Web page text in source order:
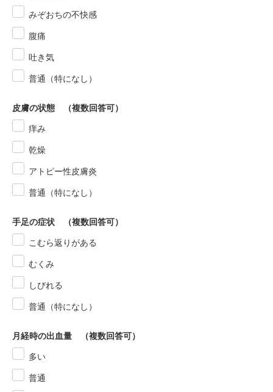
みぞおちの不快感
腹痛
吐き気
普通（特になし）
皮膚の状態 （複数回答可）
痒み
乾燥
アトピー性皮膚炎
普通（特になし）
手足の症状 （複数回答可）
こむら返りがある
むくみ
しびれる
普通（特になし）
月経時の出血量 （複数回答可）
多い
普通